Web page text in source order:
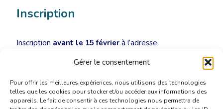
Gérer le consentement
Pour offrir les meilleures expériences, nous utilisons des technologies
telles que les cookies pour stocker et/ou accéder aux informations des
appareils. Le fait de consentir à ces technologies nous permettra de
Inscription
Inscription avant le 15 février à l’adresse